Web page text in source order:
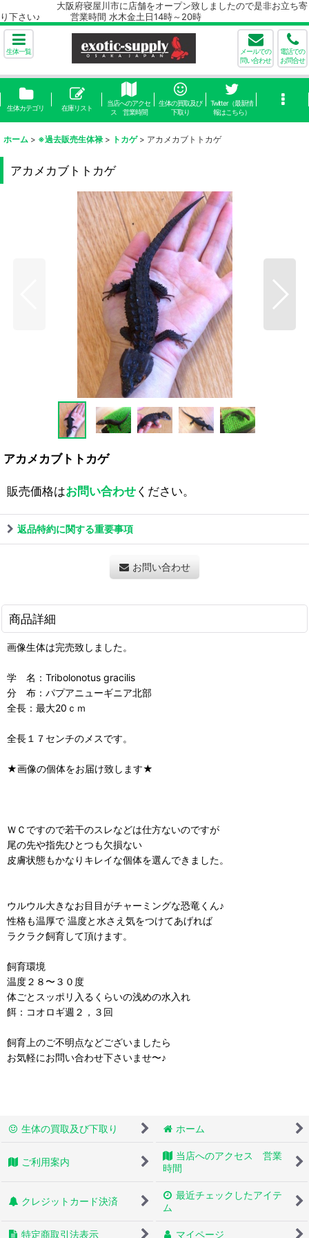
大阪府寝屋川市に店舗をオープン致しましたので是非お立ち寄
り下さい♪ 営業時間 水木金土日14時～20時
生体一覧
メールでの
問い合わせ
電話での
お問合せ
生体カテゴリ 在庫リスト
当店へのアクセ
ス 営業時間
生体の買取及び
下取り
Twitter（最新情
報はこちら）
ホーム > ※過去販売生体禄 > トカゲ > アカメカブトトカゲ
アカメカブトトカゲ
アカメカブトトカゲ
販売価格はお問い合わせください。
返品特約に関する重要事項
お問い合わせ
商品詳細
画像生体は完売致しました。
学 名：Tribolonotus gracilis
分 布：パプアニューギニア北部
全長：最大20ｃｍ
全長１７センチのメスです。
★画像の個体をお届け致します★
ＷＣですので若干のスレなどは仕方ないのですが
尾の先や指先ひとつも欠損ない
皮膚状態もかなりキレイな個体を選んできました。
ウルウル大きなお目目がチャーミングな恐竜くん♪
性格も温厚で 温度と水さえ気をつけてあげれば
ラクラク飼育して頂けます。
飼育環境
温度２８〜３０度
体ごとスッポリ入るくらいの浅めの水入れ
餌：コオロギ週２，３回
飼育上のご不明点などございましたら
お気軽にお問い合わせ下さいませ〜♪
生体の買取及び下取り ホーム
ご利用案内
当店へのアクセス 営業
時間
クレジットカード決済
最近チェックしたアイテ
ム
特定商取引法表示 マイページ